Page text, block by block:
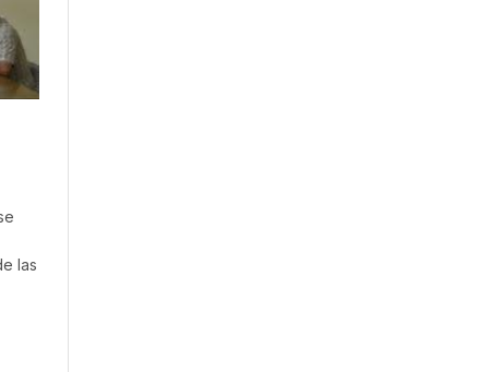
las